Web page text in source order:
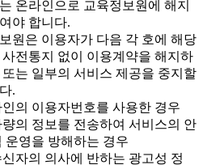
온라인으로 교육정보원에 해지
야 합니다.
원은 이용자가 다음 각 호에 해당
전통지 없이 이용계약을 해지하
는 일부의 서비스 제공을 중지할
.
인의 이용자번호를 사용한 경우
량의 정보를 전송하여 서비스의 안
운영을 방해하는 경우
신자의 의사에 반하는 광고성 정